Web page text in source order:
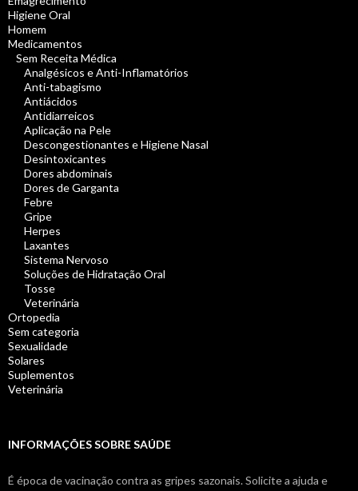
Higiene Oral
Homem
Medicamentos
Sem Receita Médica
Analgésicos e Anti-Inflamatórios
Anti-tabagismo
Antiácidos
Antidiarreicos
Aplicação na Pele
Descongestionantes e Higiene Nasal
Desintoxicantes
Dores abdominais
Dores de Garganta
Febre
Gripe
Herpes
Laxantes
Sistema Nervoso
Soluções de Hidratação Oral
Tosse
Veterinária
Ortopedia
Sem categoria
Sexualidade
Solares
Suplementos
Veterinária
INFORMAÇÕES SOBRE SAÚDE
É época de vacinação contra as gripes sazonais. Solicite a ajuda e